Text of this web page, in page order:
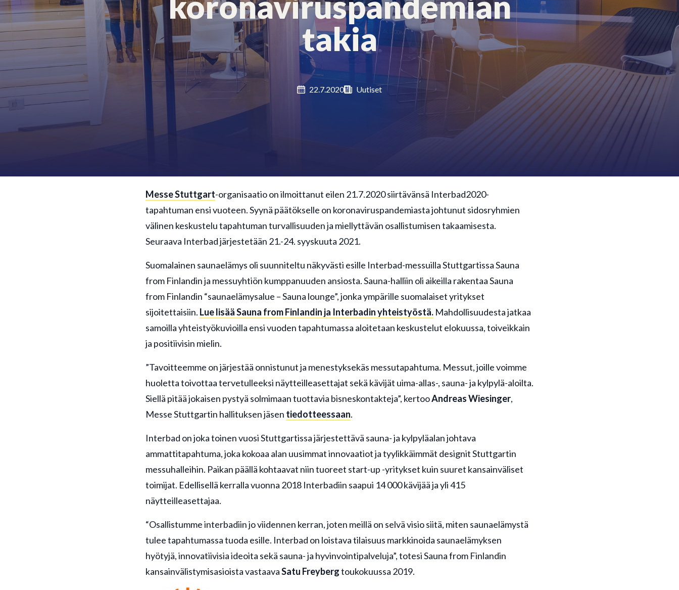
takia
22.7.2020 Uutiset
Messe Stuttgart-organisaatio on ilmoittanut eilen 21.7.2020 siirtävänsä Interbad2020-
tapahtuman ensi vuoteen. Syynä päätökselle on koronaviruspandemiasta johtunut sidosryhmien
välinen keskustelu tapahtuman turvallisuuden ja miellyttävän osallistumisen takaamisesta.
Seuraava Interbad järjestetään 21.-24. syyskuuta 2021.
Suomalainen saunaelämys oli suunniteltu näkyvästi esille Interbad-messuilla Stuttgartissa Sauna
from Finlandin ja messuyhtiön kumppanuuden ansiosta. Sauna-halliin oli aikeilla rakentaa Sauna
from Finlandin “saunaelämysalue – Sauna lounge”, jonka ympärille suomalaiset yritykset
sijoitettaisiin. Lue lisää Sauna from Finlandin ja Interbadin yhteistyöstä. Mahdollisuudesta jatkaa
samoilla yhteistyökuvioilla ensi vuoden tapahtumassa aloitetaan keskustelut elokuussa, toiveikkain
ja positiivisin mielin.
”Tavoitteemme on järjestää onnistunut ja menestyksekäs messutapahtuma. Messut, joille voimme
huoletta toivottaa tervetulleeksi näytteilleasettajat sekä kävijät uima-allas-, sauna- ja kylpylä-aloilta.
Siellä pitää jokaisen pystyä solmimaan tuottavia bisneskontakteja”, kertooAndreas Wiesinger,
Messe Stuttgartin hallituksen jäsen tiedotteessaan.
Interbad on joka toinen vuosi Stuttgartissa järjestettävä sauna- ja kylpyläalan johtava
ammattitapahtuma, joka kokoaa alan uusimmat innovaatiot ja tyylikkäimmät designit Stuttgartin
messuhalleihin. Paikan päällä kohtaavat niin tuoreet start-up -yritykset kuin suuret kansainväliset
toimijat. Edellisellä kerralla vuonna 2018 Interbadiin saapui 14 000 kävijää ja yli 415
näytteilleasettajaa.
“Osallistumme interbadiin jo viidennen kerran, joten meillä on selvä visio siitä, miten saunaelämystä
tulee tapahtumassa tuoda esille. Interbad on loistava tilaisuus markkinoida saunaelämyksen
hyötyjä, innovatiivisia ideoita sekä sauna- ja hyvinvointipalveluja”, totesi Sauna from Finlandin
kansainvälistymisasioista vastaavaSatu Freybergtoukokuussa 2019.